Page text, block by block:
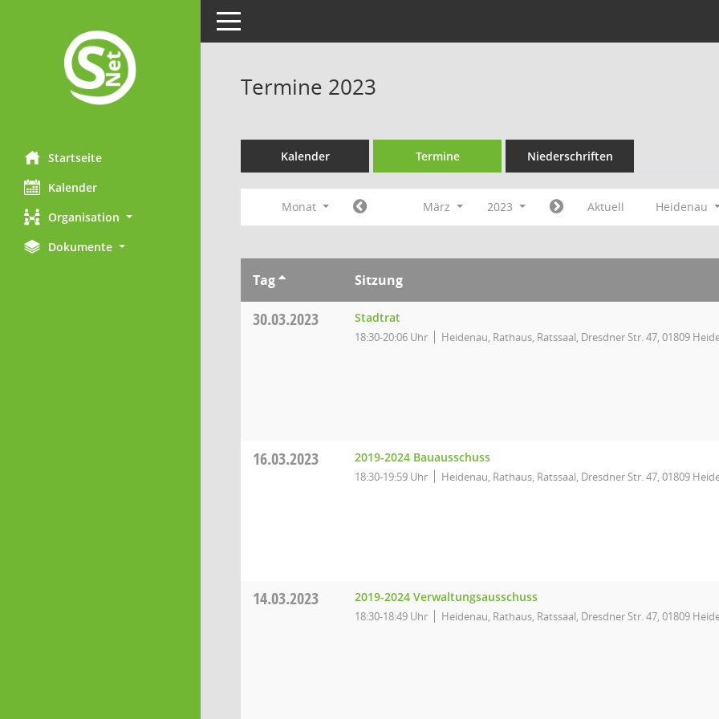
Startseite
Kalender
Organisation
Dokumente
Toggle navigation
Termine 2023
Kalender Termine Niederschriften
Monat März 2023 Aktuell Heidenau
Tag Sitzung
30.03.2023 Stadtrat
18:30-20:06 Uhr Heidenau, Rathaus, Ratssaal, Dresdner Str. 47, 01809
16.03.2023 2019-2024 Bauausschuss
18:30-19:59 Uhr Heidenau, Rathaus, Ratssaal, Dresdner Str. 47, 01809
14.03.2023 2019-2024 Verwaltungsausschuss
18:30-18:49 Uhr Heidenau, Rathaus, Ratssaal, Dresdner Str. 47, 01809